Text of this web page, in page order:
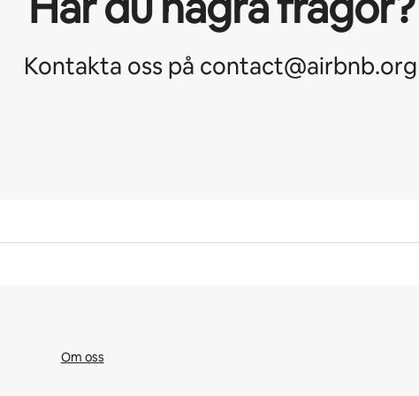
Kontakta oss på contact@airbnb.org
Om oss